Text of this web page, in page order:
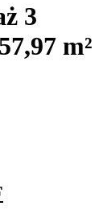
3
m²